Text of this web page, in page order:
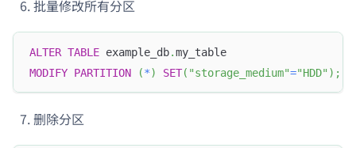
批量修改所有分区
ALTER TABLE example_db.my_table
MODIFY PARTITION (*) SET( "storage_medium"="HDD" ) ;
删除分区